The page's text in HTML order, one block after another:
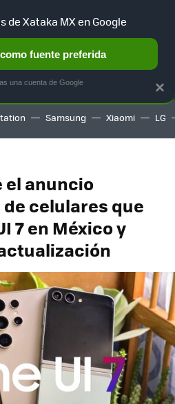
HOME AUTO TERRITORIO
Samsung Xiaomi LG
el anuncio
celulares que
7 en México y
×
de Xataka MX en Google
fuente preferida
una cuenta de Google